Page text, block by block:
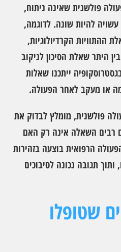
פולשנית שאינה ניתוח,
להיות שונה. לדוגמה,
ההתוויות הקרדיולוגיות,
היתר שאלת הסיכון לניקוב
ייתכנו שאלות
או מעקב לאחר הפעולה.
פולשנית, מומלץ לבדוק את
רבים השאלה אינה רק האם
הרפואית בוצעה בזהירות
תגובה נכונה לסיבוכים
שטופלו